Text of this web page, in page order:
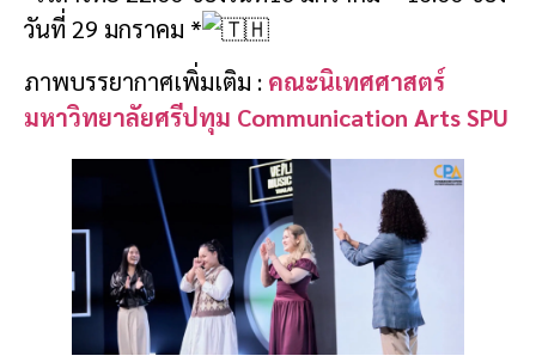
วันที่ 29 มกราคม *
ภาพบรรยากาศเพิ่มเติม : คณะนิเทศศาสตร์
มหาวิทยาลัยศรีปทุม Communication Arts SPU